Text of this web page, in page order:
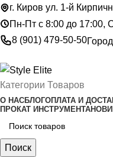
г. Киров ул. 1-й
Пн-Пт с 8:00 до 17:00,
8 (901) 479-50-50
Категории Товаров
О НАСБЛОГОПЛАТА И
ПРОКАТ ИНСТРУМЕНТА
Поиск